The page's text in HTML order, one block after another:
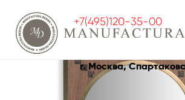
+7(495)120-35-00
г. Москва,
каталог зеркала > зеркало intarsia